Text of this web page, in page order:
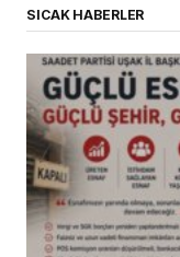
SICAK HABERLER